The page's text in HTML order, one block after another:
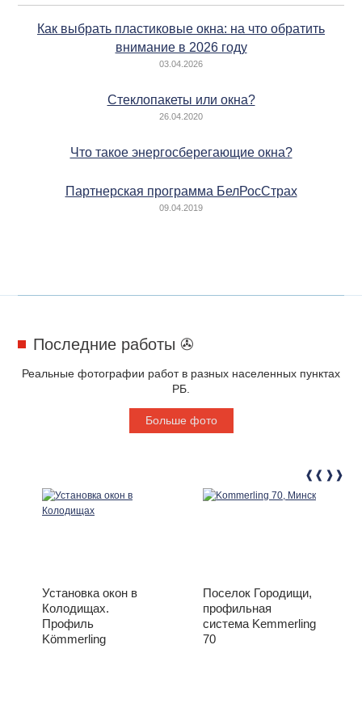
Как выбрать пластиковые окна: на что обратить
внимание в 2026 году
03.04.2026
Стеклопакеты или окна?
26.04.2020
Что такое энергосберегающие окна?
Партнерская программа БелРосСтрах
09.04.2019
Последние работы ✇
Реальные фотографии работ в разных населенных пунктах
РБ.
Больше фото
Установка окон в
Колодищах.
Профиль
Kömmerling
Поселок Городищи,
профильная
система Kemmerling
70